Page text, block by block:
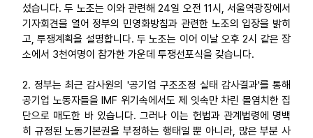
섰습니다. 두 노조는 이와 관련해 24일 오전 11시, 서울역광장에서
기자회견을 열어 정부의 민영화방침과 관련한 노조의 입장을 밝히
고, 투쟁계획을 설명합니다. 두 노조는 이어 이날 오후 2시 같은 장
소에서 3천여명이 참가한 가운데 투쟁선포식을 갖습니다.
2. 정부는 최근 감사원의 '공기업 구조조정 실태 감사결과'를 통해
공기업 노동자들을 IMF 위기속에서도 제 잇속만 차린 몰염치한 집
단으로 매도한 바 있습니다. 그러나 이는 헌법과 관계법령에 명백
히 규정된 노동기본권을 부정하는 행태일 뿐 아니라, 많은 부분 사
업무